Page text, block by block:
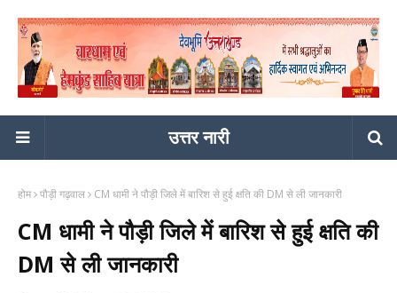
उत्तर नारी
होम पौड़ी गढ़वाल CM धामी ने पौड़ी जिले में बारिश से हुई क्षति की DM से ली जानकारी
CM धामी ने पौड़ी जिले में बारिश से हुई क्षति की
DM से ली जानकारी